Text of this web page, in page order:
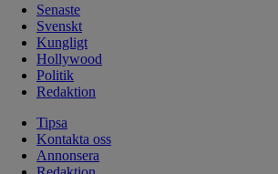
Senaste
Svenskt
Kungligt
Hollywood
Politik
Redaktion
Tipsa
Kontakta oss
Annonsera